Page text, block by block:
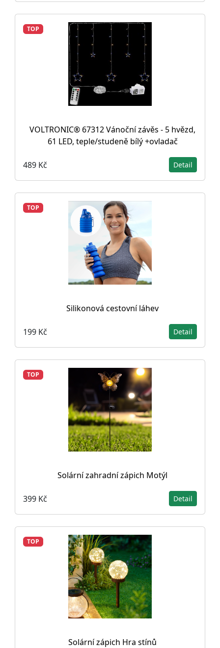
TOP
VOLTRONIC® 67312 Vánoční závěs - 5 hvězd,
61 LED, teple/studeně bílý +ovladač
489 Kč Detail
TOP
Silikonová cestovní láhev
199 Kč Detail
TOP
Solární zahradní zápich Motýl
399 Kč Detail
TOP
Solární zápich Hra stínů